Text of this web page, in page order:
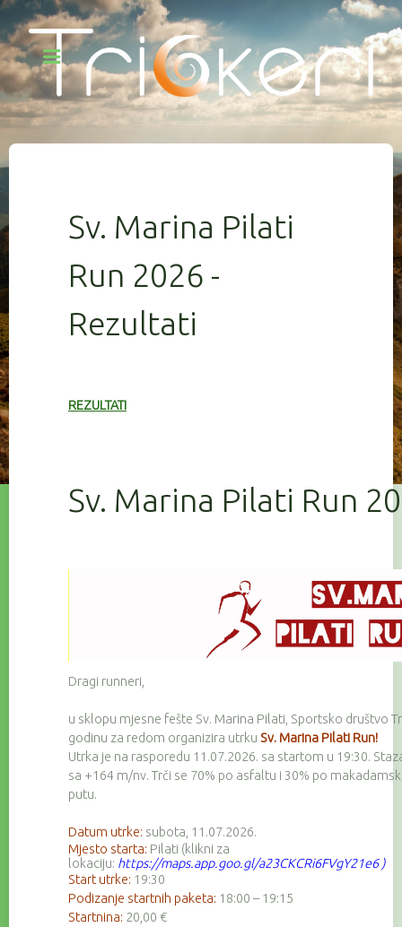
Sv. Marina Pilati
Run 2026 -
Rezultati
REZULTATI
Sv. Marina Pilati Run
Dragi runneri,
u sklopu mjesne fešte Sv. Marina Pilati, Sportsko društvo
godinu za redom organizira utrku Sv. Marina Pilati Run!
Utrka je na rasporedu 11.07.2026. sa startom u 19:30.
sa +164 m/nv. Trči se 70% po asfaltu i 30% po
putu.
Datum utrke: subota, 11.07.2026.
Mjesto starta: Pilati (klikni za
lokaciju: https://maps.app.goo.gl/a23CKCRi6FVgY21e6)
Start utrke: 19:30
Podizanje startnih paketa: 18:00 – 19:15
Startnina: 20,00 €